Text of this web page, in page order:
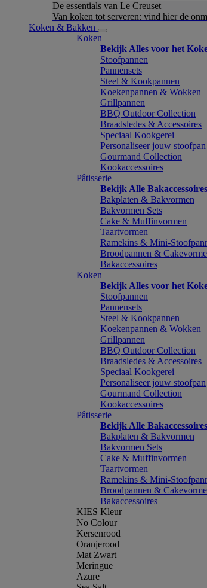
De essentials van Le Creuset
Van koken tot serveren: vind hier de
Koken & Bakken
Koken
Bekijk Alles voor het
Stoofpannen
Pannensets
Steel & Kookpannen
Koekenpannen & Wokken
Grillpannen
BBQ Outdoor Collection
Braadsledes & Accessoires
Speciaal Kookgerei
Personaliseer jouw stoofpan
Gourmand Collection
Kookaccessoires
Pâtisserie
Bekijk Alle Bakaccessoires
Bakplaten & Bakvormen
Bakvormen Sets
Cake & Muffinvormen
Taartvormen
Ramekins & Mini-
Broodpannen &
Bakaccessoires
Koken
Bekijk Alles voor het
Stoofpannen
Pannensets
Steel & Kookpannen
Koekenpannen & Wokken
Grillpannen
BBQ Outdoor Collection
Braadsledes & Accessoires
Speciaal Kookgerei
Personaliseer jouw stoofpan
Gourmand Collection
Kookaccessoires
Pâtisserie
Bekijk Alle Bakaccessoires
Bakplaten & Bakvormen
Bakvormen Sets
Cake & Muffinvormen
Taartvormen
Ramekins & Mini-
Broodpannen &
Bakaccessoires
KIES Kleur
No Colour
Kersenrood
Oranjerood
Mat Zwart
Meringue
Azure